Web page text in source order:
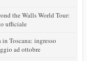
the Walls World Tour:
ufficiale
Toscana: ingresso
ad ottobre